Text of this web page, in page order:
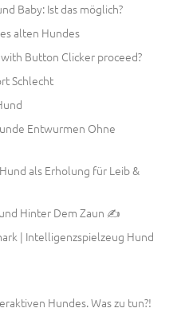
Baby: Ist das möglich?
alten Hundes
Button Clicker proceed?
Schlecht
Entwurmen Ohne
als Erholung für Leib &
Hinter Dem Zaun ✍
| Intelligenzspielzeug Hund
Hundes. Was zu tun?!